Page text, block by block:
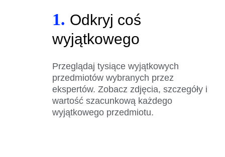
1. Odkryj coś
wyjątkowego
Przeglądaj tysiące wyjątkowych
przedmiotów wybranych przez
ekspertów. Zobacz zdjęcia, szczegóły i
wartość szacunkową każdego
wyjątkowego przedmiotu.